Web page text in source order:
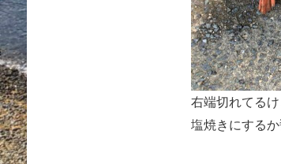
右端切れてるけ
塩焼きにする